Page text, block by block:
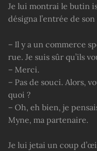
Je lui montrai le butin
désigna l’entrée de
– Il y a un commerce
rue. Je suis sûr qu’ils
– Merci.
– Pas de souci. Alors,
quoi ?
– Oh, eh bien, je
Myne, ma partenaire.
Je lui jetai un coup